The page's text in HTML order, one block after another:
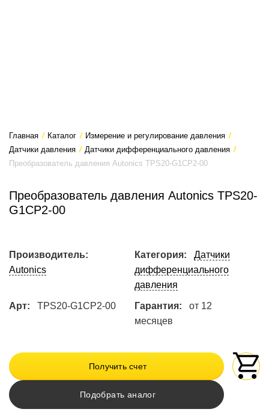
Главная / Каталог / Измерение и регулирование давления /
Датчики давления / Датчики дифференциального давления /
Преобразователь давления Autonics TPS20-G1CP2-00
Преобразователь давления Autonics TPS20-
G1CP2-00
Производитель:
Autonics
Категория:
Датчики
дифференциального
давления
Арт: TPS20-G1CP2-00 Гарантия:
от 12
месяцев
Получить счет
Подобрать аналог